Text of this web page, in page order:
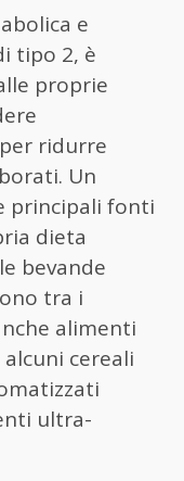
e
tipo 2, è
proprie
ridurre
Un
principali fonti
dieta
bevande
tra i
alimenti
cereali
ultra-